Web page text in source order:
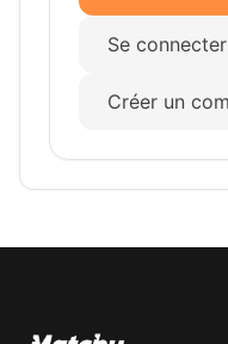
Se connecter
Créer un